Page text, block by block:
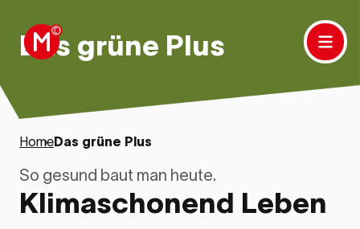
Das grüne Plus
Home
› Das grüne Plus
So gesund baut man heute.
Klimaschonend Leben